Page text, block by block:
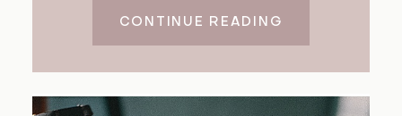
CONTINUE READING